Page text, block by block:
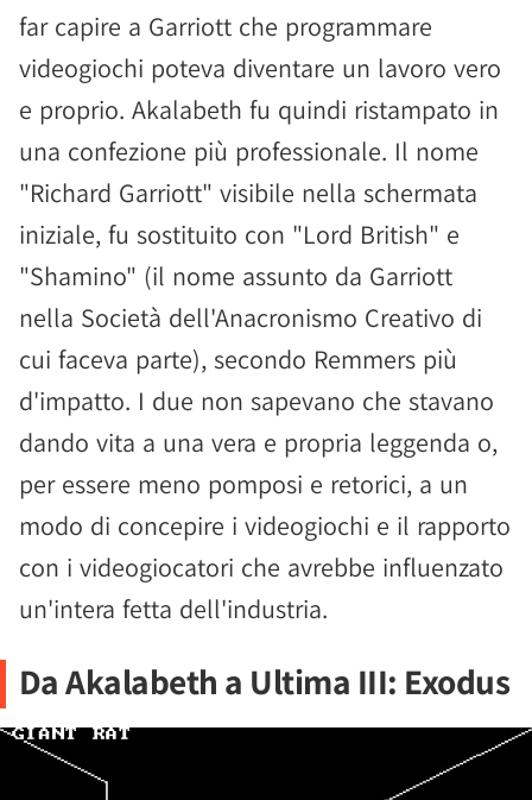
far capire a Garriott che programmare
videogiochi poteva diventare un lavoro vero
e proprio. Akalabeth fu quindi ristampato in
una confezione più professionale. Il nome
"Richard Garriott" visibile nella schermata
iniziale, fu sostituito con "Lord British" e
"Shamino" (il nome assunto da Garriott
nella Società dell'Anacronismo Creativo di
cui faceva parte), secondo Remmers più
d'impatto. I due non sapevano che stavano
dando vita a una vera e propria leggenda o,
per essere meno pomposi e retorici, a un
modo di concepire i videogiochi e il rapporto
con i videogiocatori che avrebbe influenzato
un'intera fetta dell'industria.
Da Akalabeth a Ultima III: Exodus